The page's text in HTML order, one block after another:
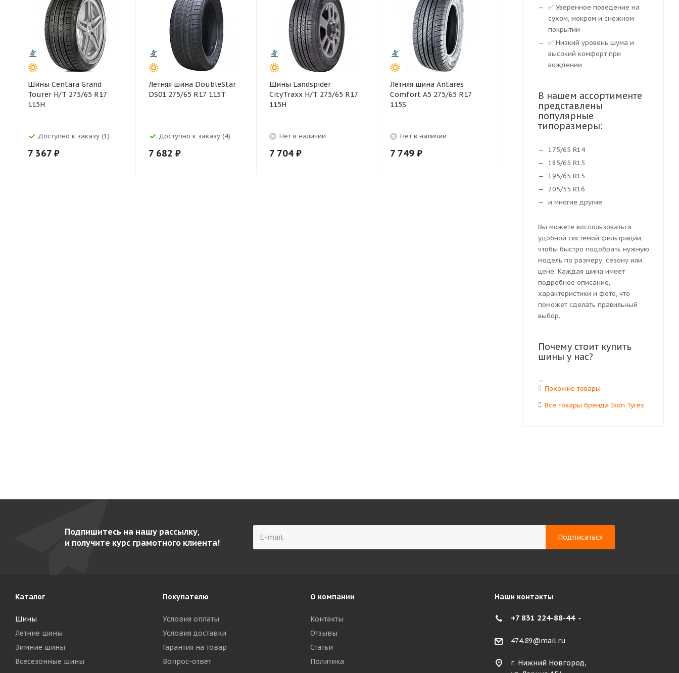
Шины Centara Grand
Tourer H/T 275/65 R17
115H
Доступно к заказу (1)
7 367 ₽
Летняя шина DoubleStar
DS01 275/65 R17 115T
Доступно к заказу (4)
7 682 ₽
Шины Landspider
CityTraxx H/T 275/65 R17
115H
Нет в наличии
7 704 ₽
Летняя шина Antares
Comfort A5 275/65 R17
115S
Нет в наличии
7 749 ₽
H/T 275/65 R17 115T
₽
275/65 R17
✅ Уверенное поведение на
сухом, мокром и снежном
покрытии
✅ Низкий уровень шума и
высокий комфорт при
вождении
В нашем ассортименте
представлены
популярные
типоразмеры:
175/65 R14
185/65 R15
195/65 R15
205/55 R16
и многие другие
Вы можете воспользоваться
удобной системой фильтрации,
чтобы быстро подобрать нужную
модель по размеру, сезону или
цене. Каждая шина имеет
подробное описание,
характеристики и фото, что
поможет сделать правильный
выбор.
Почему стоит купить
шины у нас?
Похожие товары
Все товары бренда Ikon Tyres
Подпишитесь на нашу рассылку,
и получите курс грамотного клиента!
Каталог
Шины
Летние шины
Зимние шины
Всесезонные шины
Покупателю
Условия оплаты
Условия доставки
Гарантия на товар
Вопрос-ответ
О компании
Контакты
Отзывы
Статьи
Политика
Наши контакты
+7 831 224-88-44
474.89@mail.ru
г. Нижний Новгород,